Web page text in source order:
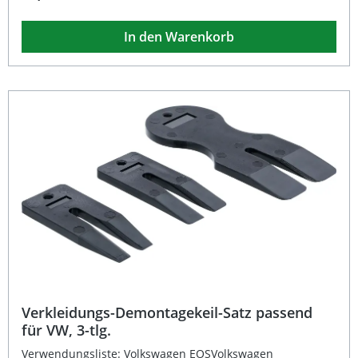
Toyota, GM oder Ford. Die integrierte Federmechanik sorgt
für eine leichte und komfortable Einhandbedienung.
Hergestellt aus hochwertigem, vergütetem Stahl bietet sie
optimale Stabilität und eine lange Lebensdauer. Die
sicheren Halt und angenehmen Komfort beim Arbeiten.
Ideal zum Entfernen von Verkleidungsclips an Fahrzeugen
35° abgewinkelter Kopf für schwer erreichbare Bereiche
Mit Federmechanik zur einfachen Bedienung Robuste
Ausführung aus vergütetem Stahl Ergonomische,
tauchbeschichtete Griffe für sicheren Halt Lieferumfang: 1
× Verkleidungsclip-Zange 190 mm
In den Warenkorb
Verkleidungs-Demontagekeil-Satz passend
für VW, 3-tlg.
Verwendungsliste: Volkswagen EOSVolkswagen